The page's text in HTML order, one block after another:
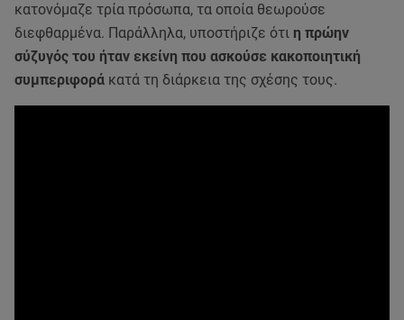
κατονόμαζε τρία πρόσωπα, τα οποία θεωρούσε
διεφθαρμένα. Παράλληλα, υποστήριζε ότι η πρώην
σύζυγός του ήταν εκείνη που ασκούσε κακοποιητική
συμπεριφορά κατά τη διάρκεια της σχέσης τους.